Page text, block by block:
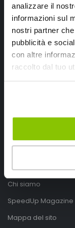
analizzare il
informazioni sul
nostri partner
pubblicità e
con altre
raccolto dal tuo
SpeedUp.it
Treviso, Italy 31040
Speedup.it by Trio
Telefono
Chi siamo
SpeedUp Magazine
Mappa del sito